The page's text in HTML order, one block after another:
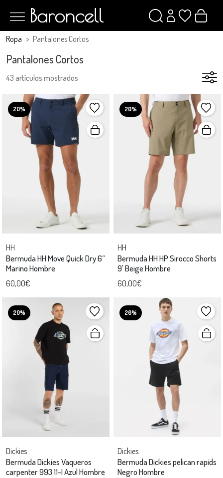
Ropa Pantalones Cortos
Pantalones Cortos
43 artículos mostrados
20%
HH
Bermuda HH Move Quick Dry 6”
Marino Hombre
60,00€
20%
HH
Bermuda HH HP Sirocco Shorts
9' Beige Hombre
60,00€
20%
Dickies
Bermuda Dickies Vaqueros
carpenter 993 11-I Azul Hombre
20%
Dickies
Bermuda Dickies pelican rapids
Negro Hombre